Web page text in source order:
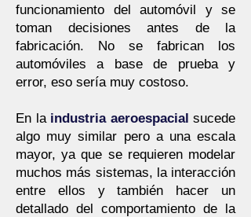
funcionamiento del automóvil y se
toman decisiones antes de la
fabricación. No se fabrican los
automóviles a base de prueba y
error, eso sería muy costoso.
En la industria aeroespacial sucede
algo muy similar pero a una escala
mayor, ya que se requieren modelar
muchos más sistemas, la interacción
entre ellos y también hacer un
detallado del comportamiento de la